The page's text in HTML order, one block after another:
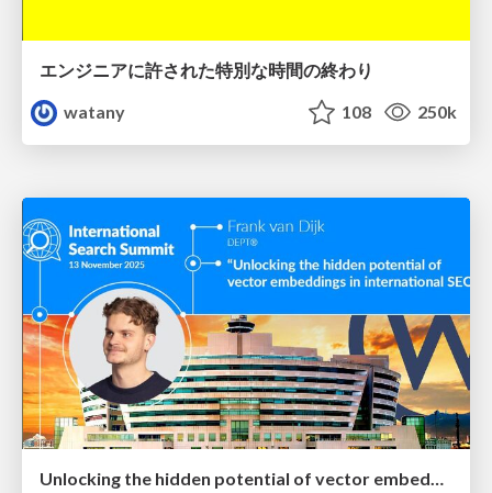
エンジニアに許された特別な時間の終わり
watany
108 250k
Unlocking the hidden potential of vector embeddings in international SEO